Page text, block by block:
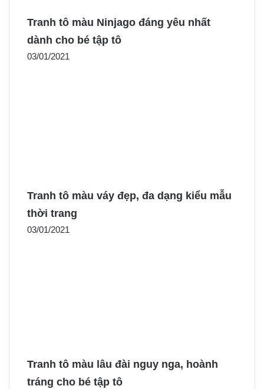
Tranh tô màu Ninjago đáng yêu nhất
dành cho bé tập tô
03/01/2021
Tranh tô màu váy đẹp, đa dạng kiểu mẫu
thời trang
03/01/2021
Tranh tô màu lâu đài nguy nga, hoành
tráng cho bé tập tô